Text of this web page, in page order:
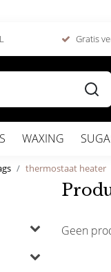
Gratis
WAXING
thermostaat heater
Geen